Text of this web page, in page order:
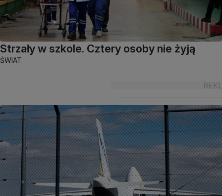
Strzały w szkole. Cztery osoby nie żyją
ŚWIAT